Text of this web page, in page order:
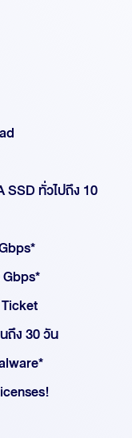
SSD ทั่วไปถึง 10
Gbps*
ถึง 30 วัน